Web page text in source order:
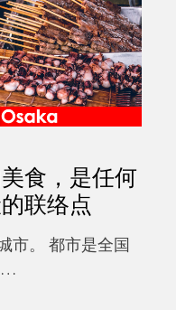
食，是任何
联络点
市。 都市是全国
…